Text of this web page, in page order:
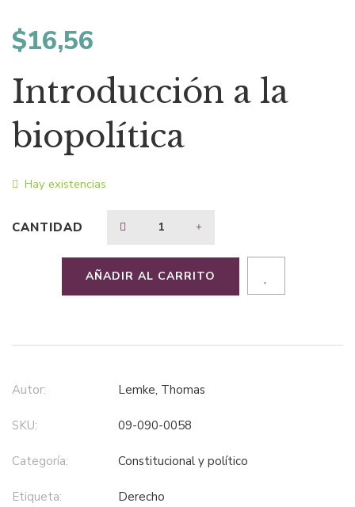
$16,56
Introducción a la
biopolítica
Hay existencias
CANTIDAD
AÑADIR AL CARRITO
Autor: Lemke, Thomas
SKU: 09-090-0058
Categoría: constitucional y político
Etiqueta: derecho